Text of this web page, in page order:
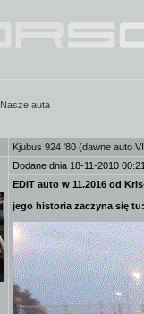
Nasze auta
Kjubus 924 '80 (dawne auto
Dodane dnia 18-11-2010
EDIT auto w 11.2016 od
jego historia zaczyna się